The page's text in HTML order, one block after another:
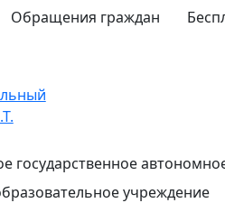
Обращения граждан
государственное
учреждение